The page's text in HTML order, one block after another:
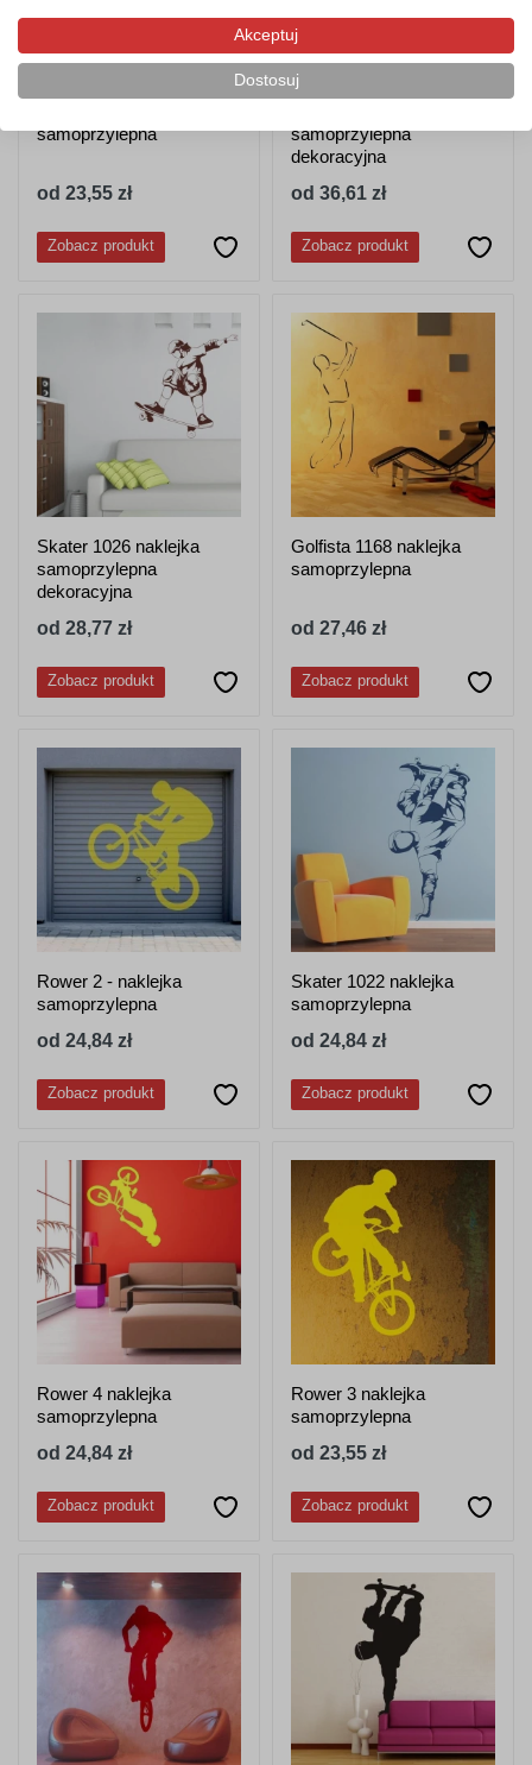
samoprzylepna
od 23,55 zł
Zobacz produkt
samoprzylepna
dekoracyjna
od 36,61 zł
Zobacz produkt
Skater 1026 naklejka
samoprzylepna
dekoracyjna
od 28,77 zł
Zobacz produkt
Golfista 1168 naklejka
samoprzylepna
od 27,46 zł
Zobacz produkt
Rower 2 - naklejka
samoprzylepna
od 24,84 zł
Zobacz produkt
Skater 1022 naklejka
samoprzylepna
od 24,84 zł
Zobacz produkt
Rower 4 naklejka
samoprzylepna
od 24,84 zł
Zobacz produkt
Rower 3 naklejka
samoprzylepna
od 23,55 zł
Zobacz produkt
Akceptuj
Dostosuj